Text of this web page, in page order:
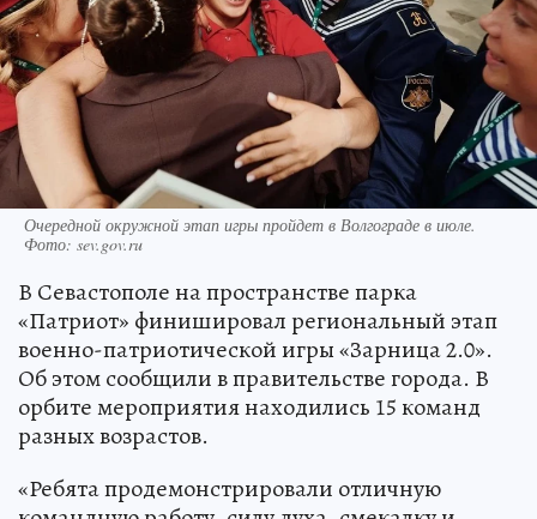
Очередной окружной этап игры пройдет в Волгограде в июле.
Фото: sev.gov.ru
В Севастополе на пространстве парка
«Патриот» финишировал региональный этап
военно-патриотической игры «Зарница 2.0».
Об этом сообщили в правительстве города. В
орбите мероприятия находились 15 команд
разных возрастов.
«Ребята продемонстрировали отличную